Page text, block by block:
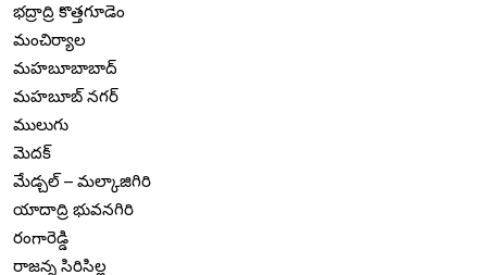
భద్రాద్రి కొత్తగూడెం
మంచిర్యాల
మహబూబాబాద్
మహబూబ్ నగర్
ములుగు
మెదక్
మేడ్చల్ – మల్కాజిగిరి
యాదాద్రి భువనగిరి
రంగారెడ్డి
రాజన్న సిరిసిల్ల